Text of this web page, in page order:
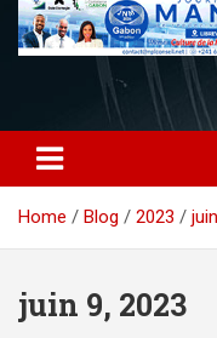
Home Blog 2023 juin
juin 9, 2023